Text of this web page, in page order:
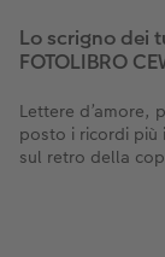
Lo scrigno dei
FOTOLIBRO
Lettere d’amore,
posto i ricordi più
sul retro della